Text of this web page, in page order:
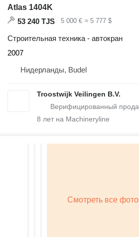
Atlas 1404K
53 240 TJS
5 000 € ≈ 5 777 $
Строительная техника - автокран
2007
Нидерланды, Budel
Troostwijk Veilingen B.V.
8 лет на Machineryline